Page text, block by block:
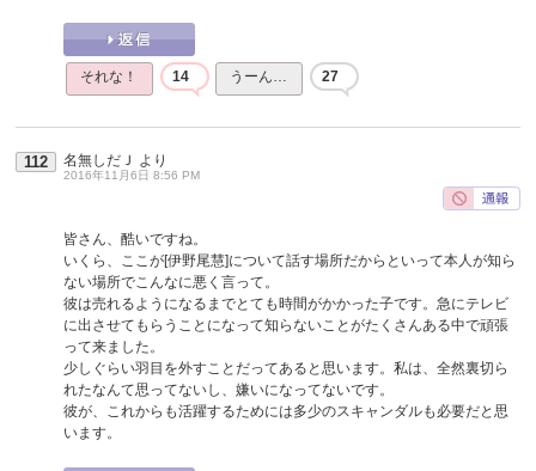
それな！ 14 うーん… 27
112 名無しだＪ より
2016年11月6日 8:56 PM
皆さん、酷いですね。
いくら、ここが[伊野尾慧]について話す場所だからといって本人が知ら
ない場所でこんなに悪く言って。
彼は売れるようになるまでとても時間がかかった子です。急にテレビ
に出させてもらうことになって知らないことがたくさんある中で頑張
って来ました。
少しぐらい羽目を外すことだってあると思います。私は、全然裏切ら
れたなんて思ってないし、嫌いになってないです。
彼が、これからも活躍するためには多少のスキャンダルも必要だと思
います。